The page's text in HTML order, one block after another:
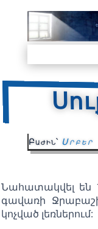
Բաժին՝ Սրբեր
Նահատակվել են
գավառի
կոչված լեռներում: